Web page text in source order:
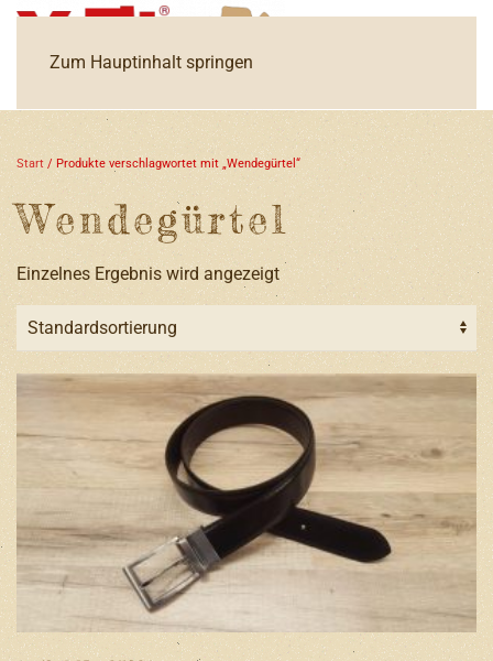
Zum Hauptinhalt springen
Start / Produkte verschlagwortet mit „Wendegürtel“
Wendegürtel
Einzelnes Ergebnis wird angezeigt